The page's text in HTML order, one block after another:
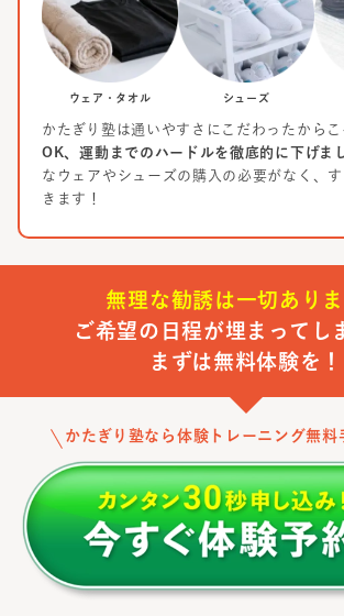
ウェア・タオル シューズ
かたぎり塾は通いやすさにこだわったから
OK、運動までのハードルを徹底的に下げま
なウェアやシューズの購入の必要がなく、
きます！
無理な勧誘は一切あり
ご希望の日程が埋まってし
まずは無料体験を！
かたぎり塾なら体験トレーニング無料